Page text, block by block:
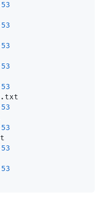
53
53
53
53
53
53
53
53
53